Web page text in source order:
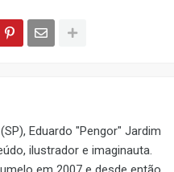
Eduardo "Pengor" Jardim
ilustrador e imaginauta.